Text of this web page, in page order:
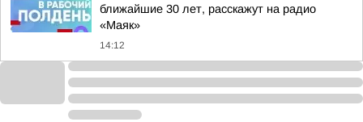
ближайшие 30 лет, расскажут на радио
«Маяк»
14:12